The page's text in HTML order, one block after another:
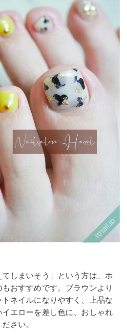
てしまいそう」という方は、ホ
おすすめです。ブラウンより
ネイルになりやすく、上品な
エローを差し色に、おしゃれ
さい。